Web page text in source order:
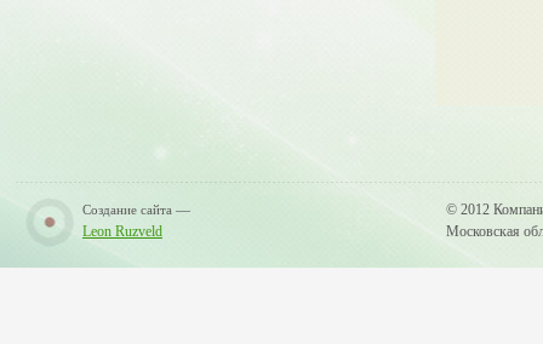
Создание сайта —
Leon Ruzveld
© 2012
Московская